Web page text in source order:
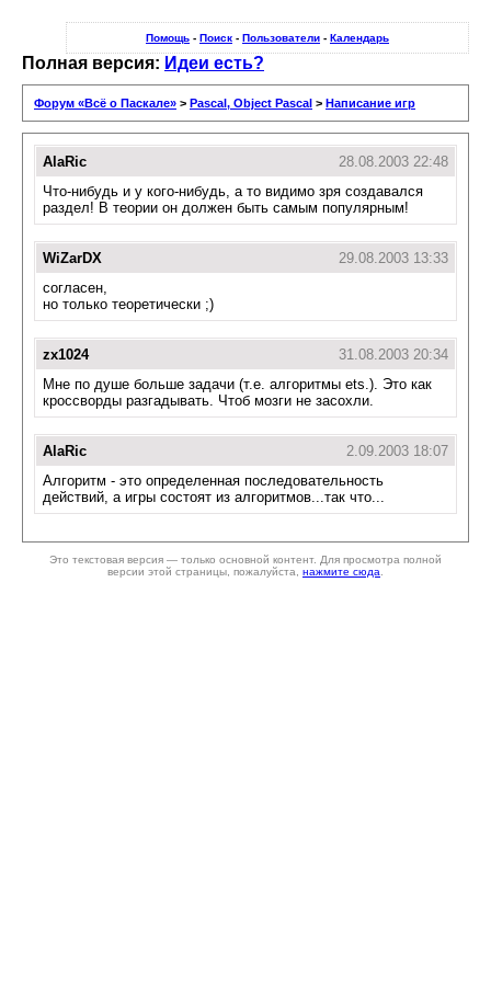
Помощь - Поиск - Пользователи - Календарь
Полная версия: Идеи есть?
Форум «Всё о Паскале» > Pascal, Object Pascal > Написание игр
AlaRic
28.08.2003 22:48
Что-нибудь и у кого-нибудь, а то видимо зря создавался
раздел! В теории он должен быть самым популярным!
WiZarDX
29.08.2003 13:33
согласен,
но только теоретически ;)
zx1024
31.08.2003 20:34
Мне по душе больше задачи (т.е. алгоритмы ets.). Это как
кроссворды разгадывать. Чтоб мозги не засохли.
AlaRic
2.09.2003 18:07
Алгоритм - это определенная последовательность
действий, а игры состоят из алгоритмов...так что...
Это текстовая версия — только основной контент. Для просмотра полной
версии этой страницы, пожалуйста, нажмите сюда